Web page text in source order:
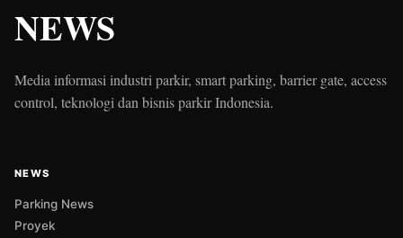
NEWS
Media informasi industri parkir, smart parking, barrier gate, access
control, teknologi dan bisnis parkir Indonesia.
NEWS
Parking News
Proyek